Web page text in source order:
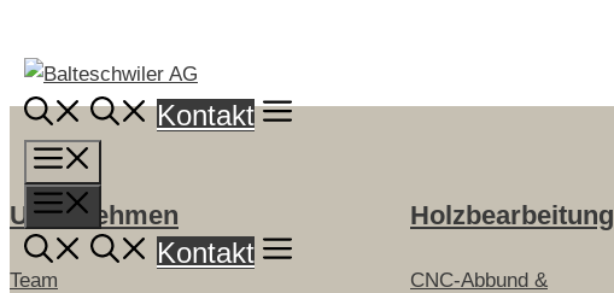
zum
Inhalt
Kontakt
Menü
Kontakt
Unternehmen
Team
Holzbearbeitung
CNC-Abbund &